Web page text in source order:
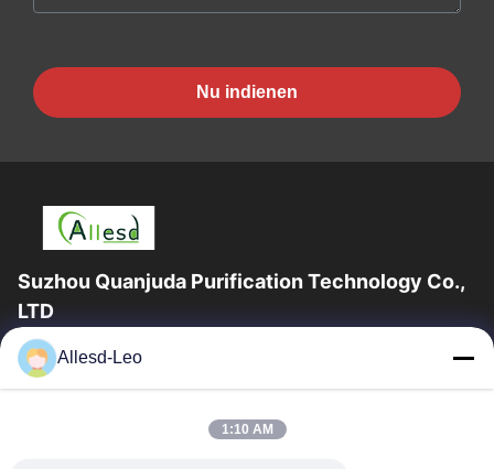
Nu indienen
Suzhou Quanjuda Purification Technology Co.,
LTD
16years ervaring, als belangrijke fabrikant en exporteur van
ESD & Cleanroom producten, bieden wij een volledige lijn van
Allesd-Leo
1:10 AM